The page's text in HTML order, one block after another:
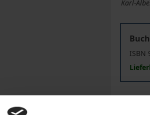
Karl-
Buch
ISBN